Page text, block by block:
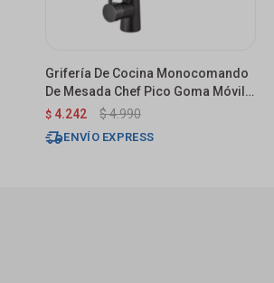
Grifería De Cocina Monocomando
De Mesada Chef Pico Goma Móvil
Negro Mate
$ 4.242 $4.990
ENVÍO EXPRESS